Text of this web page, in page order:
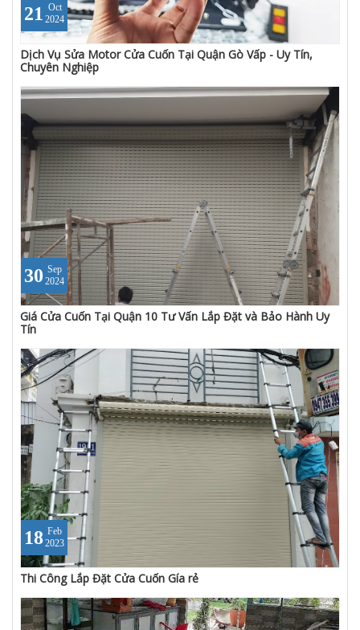
21 Oct
2024
Dịch Vụ Sửa Motor Cửa Cuốn Tại Quận Gò Vấp - Uy Tín,
Chuyên Nghiệp
30 Sep
2024
Giá Cửa Cuốn Tại Quận 10 Tư Vấn Lắp Đặt và Bảo Hành Uy
Tín
18 Feb
2023
Thi Công Lắp Đặt Cửa Cuốn Gía rẻ